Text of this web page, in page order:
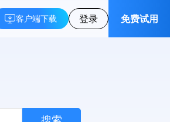
客户端下载 登录 免费试用